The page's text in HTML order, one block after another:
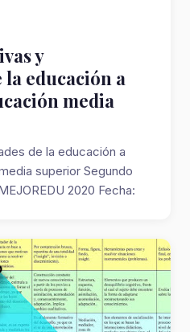
y
educación a
media
de la educación a
superior Segundo
2020 Fecha: